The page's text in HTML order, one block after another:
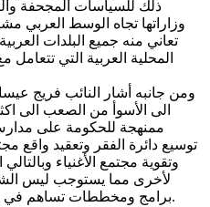
ذلك للسياسات المجحفة
وزاراتها تجاه الوسط العربي
تعاني منه جميع البلدات
المحلية العربية التي تتعامل
ومن جانبه أشار النائب فريج
الى الأسوأ من الصعب الى
ممنهجة للحكومة على
توسيع دائرة الفقر وتعقيد واقع
وتقوية مجتمع الأغنياء
لأخرى مما يستوجب ليس
برامج ومخططات تساهم في محاربة الفقر في المجتمع العربي.